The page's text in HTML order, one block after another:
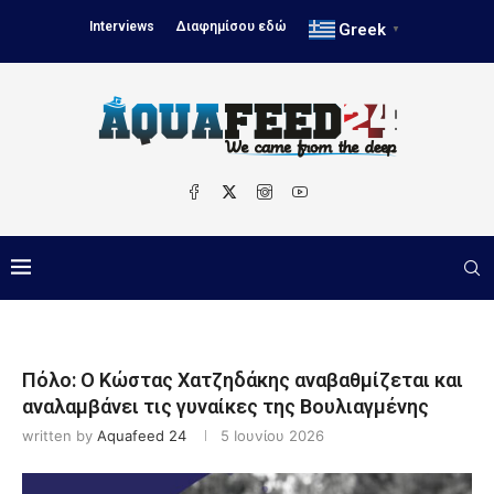
Interviews Διαφημίσου εδώ Greek ▼
Πόλο: Ο Κώστας Χατζηδάκης αναβαθμίζεται και
αναλαμβάνει τις γυναίκες της Βουλιαγμένης
written by Aquafeed 24 5 Ιουνίου 2026